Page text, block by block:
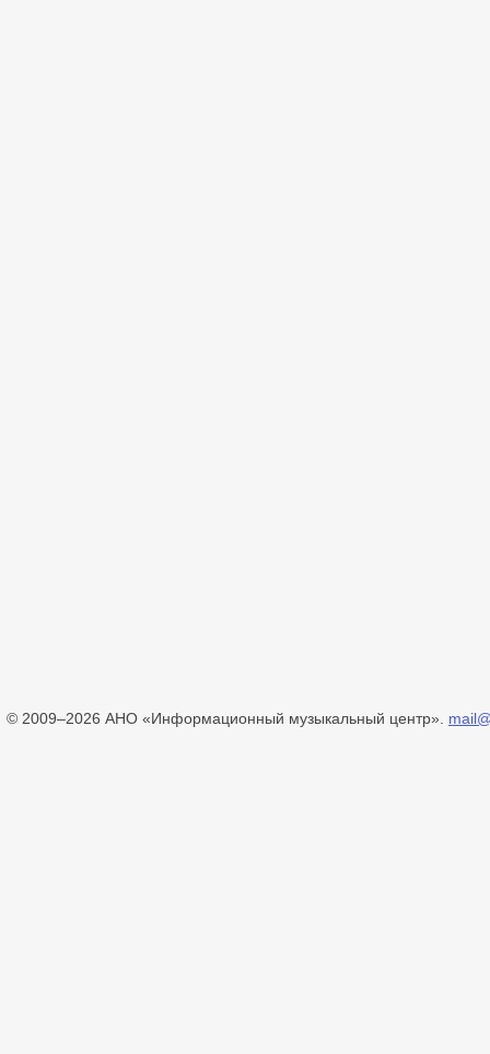
© 2009–2026 АНО «Информационный музыкальный центр».